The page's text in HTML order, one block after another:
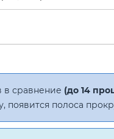
в сравнение (до 14
полоса